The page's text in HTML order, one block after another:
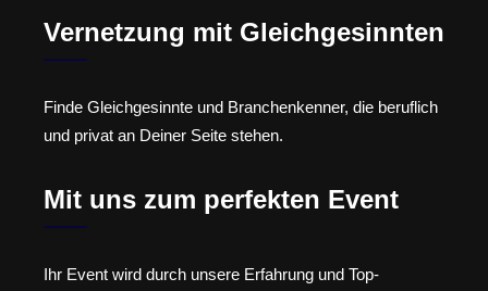
Vernetzung mit Gleichgesinnten
Finde Gleichgesinnte und Branchenkenner, die beruflich
und privat an Deiner Seite stehen.
Mit uns zum perfekten Event
Ihr Event wird durch unsere Erfahrung und Top-